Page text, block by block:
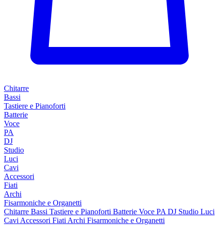
Chitarre
Bassi
Tastiere e Pianoforti
Batterie
Voce
PA
DJ
Studio
Luci
Cavi
Accessori
Fiati
Archi
Fisarmoniche e Organetti
Chitarre Bassi Tastiere e Pianoforti Batterie Voce PA DJ Studio Luci
Cavi Accessori Fiati Archi Fisarmoniche e Organetti